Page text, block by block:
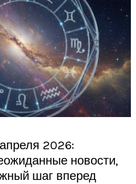
2026:
новости,
шаг вперед